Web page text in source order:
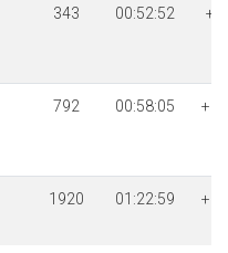
343 00:52:52
+
792 00:58:05
+
1920 01:22:59
+